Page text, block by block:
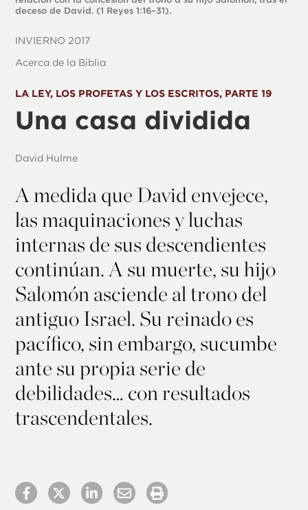
deceso de David. (1 Reyes 1:16­–31).
INVIERNO 2017
Acerca de la Biblia
LA LEY, LOS PROFETAS Y LOS ESCRITOS, PARTE 19
Una casa dividida
David Hulme
A medida que David envejece,
las maquinaciones y luchas
internas de sus descendientes
continúan. A su muerte, su hijo
Salomón asciende al trono del
antiguo Israel. Su reinado es
pacífico, sin embargo, sucumbe
ante su propia serie de
debilidades… con resultados
trascendentales.